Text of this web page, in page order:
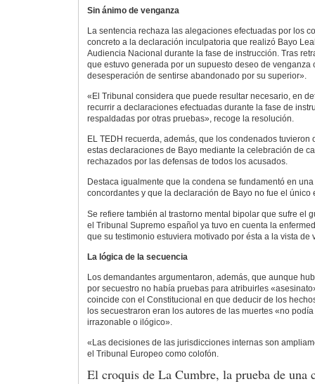
Sin ánimo de venganza
La sentencia rechaza las alegaciones efectuadas por los
concreto a la declaración inculpatoria que realizó Bayo
Audiencia Nacional durante la fase de instrucción. Tras
que estuvo generada por un supuesto deseo de venganza
desesperación de sentirse abandonado por su superior».
«El Tribunal considera que puede resultar necesario, en
recurrir a declaraciones efectuadas durante la fase de
respaldadas por otras pruebas», recoge la resolución.
EL TEDH recuerda, además, que los condenados tuvieron
estas declaraciones de Bayo mediante la celebración de
rechazados por las defensas de todos los acusados.
Destaca igualmente que la condena se fundamentó en
concordantes y que la declaración de Bayo no fue el único
Se refiere también al trastorno mental bipolar que sufre el
el Tribunal Supremo español ya tuvo en cuenta la
que su testimonio estuviera motivado por ésta a la vista de
La lógica de la secuencia
Los demandantes argumentaron, además, que aunque
por secuestro no había pruebas para atribuirles
coincide con el Constitucional en que deducir de los
los secuestraron eran los autores de las muertes «no
irrazonable o ilógico».
«Las decisiones de las jurisdicciones internas son
el Tribunal Europeo como colofón.
El croquis de La Cumbre, la prueba de una